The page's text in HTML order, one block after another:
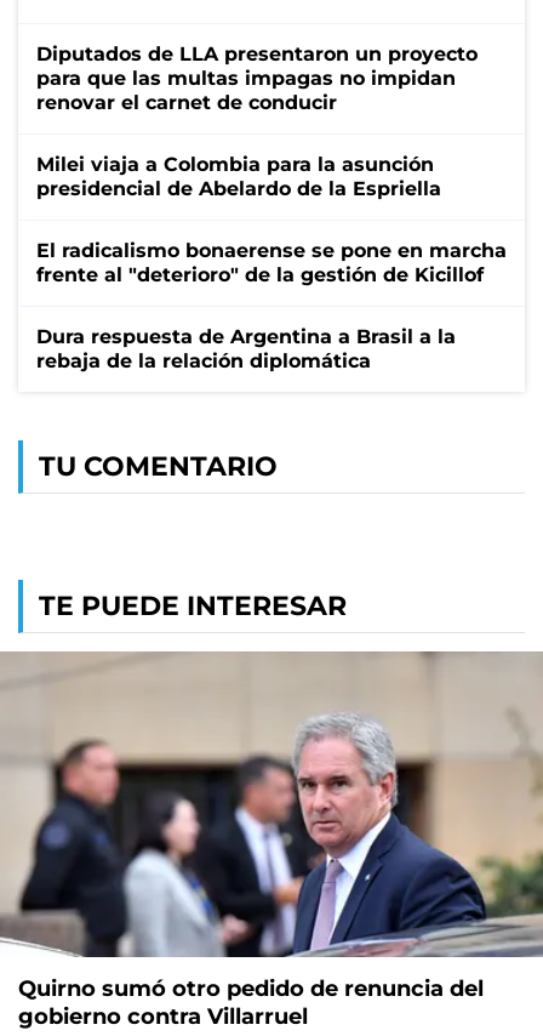
Diputados de LLA presentaron un proyecto
para que las multas impagas no impidan
renovar el carnet de conducir
Milei viaja a Colombia para la asunción
presidencial de Abelardo de la Espriella
El radicalismo bonaerense se pone en marcha
frente al "deterioro" de la gestión de Kicillof
Dura respuesta de Argentina a Brasil a la
rebaja de la relación diplomática
TU COMENTARIO
TE PUEDE INTERESAR
Quirno sumó otro pedido de renuncia del
gobierno contra Villarruel